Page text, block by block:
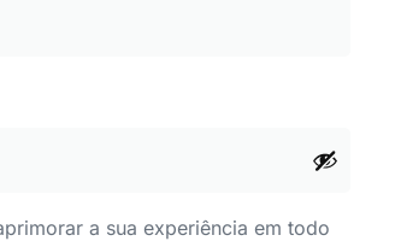
a sua experiência em todo